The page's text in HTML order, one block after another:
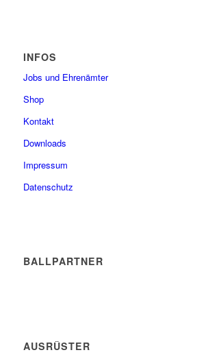
INFOS
Jobs und Ehrenämter
Shop
Kontakt
Downloads
Impressum
Datenschutz
BALLPARTNER
AUSRÜSTER